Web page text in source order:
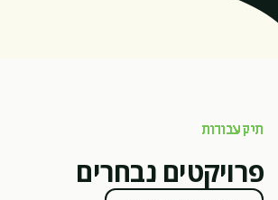
תיק עבודות
פרויקטים נבחרים